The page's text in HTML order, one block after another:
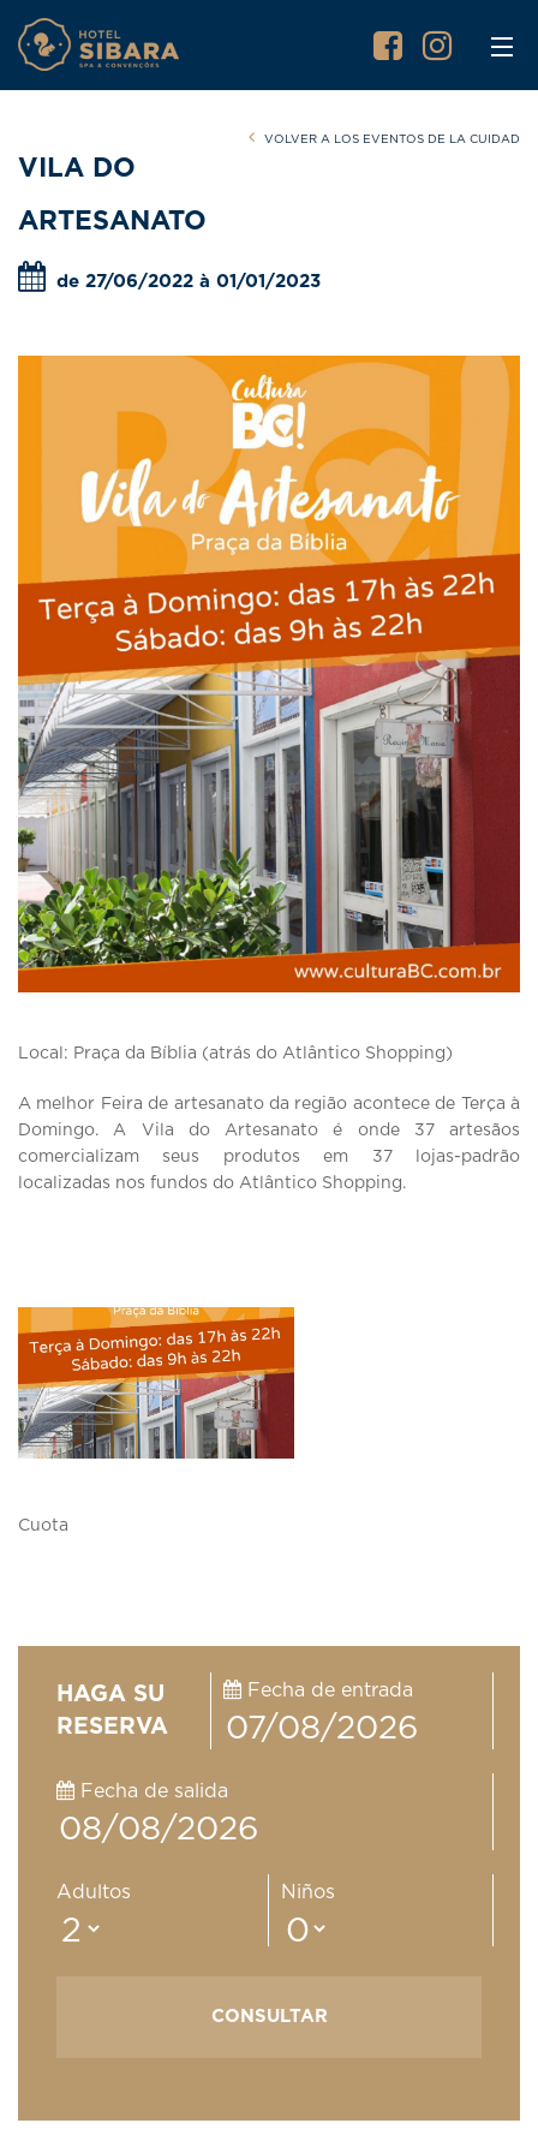
VOLVER A LOS EVENTOS DE LA CUIDAD
VILA DO
ARTESANATO
de 27/06/2022 à 01/01/2023
Local: Praça da Bíblia (atrás do Atlântico Shopping)
A melhor Feira de artesanato da região acontece de Terça à
Domingo. A Vila do Artesanato é onde 37 artesãos
comercializam seus produtos em 37 lojas-padrão
localizadas nos fundos do Atlântico Shopping.
Cuota
HAGA SU
RESERVA
Fecha de entrada
Fecha de salida
Adultos Niños